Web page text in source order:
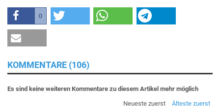
0
KOMMENTARE (106)
Es sind keine weiteren Kommentare zu diesem Artikel mehr möglich
Neueste zuerst
Älteste zuerst